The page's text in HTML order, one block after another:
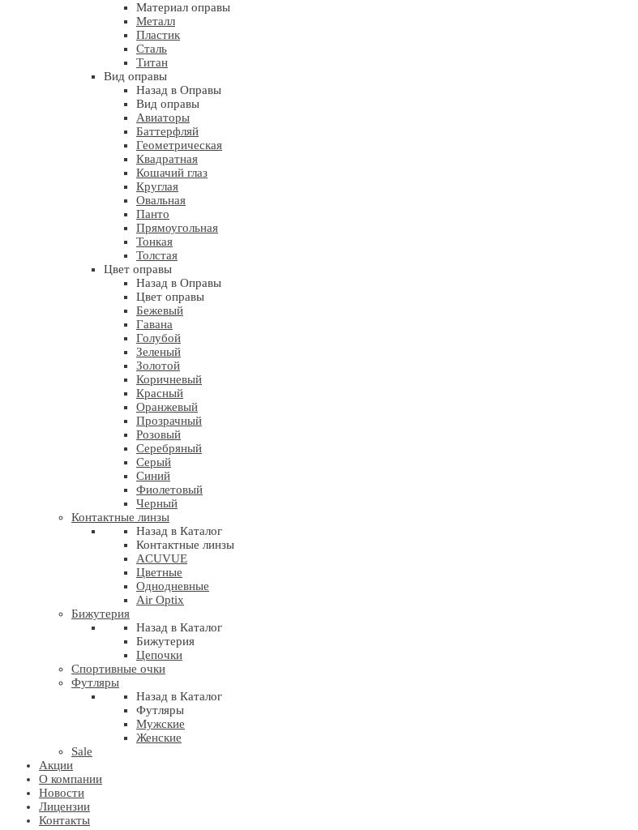
Материал оправы
Металл
Пластик
Сталь
Титан
Вид оправы
Назад в Оправы
Вид оправы
Авиаторы
Баттерфляй
Геометрическая
Квадратная
Кошачий глаз
Круглая
Овальная
Панто
Прямоугольная
Тонкая
Толстая
Цвет оправы
Назад в Оправы
Цвет оправы
Бежевый
Гавана
Голубой
Зеленый
Золотой
Коричневый
Красный
Оранжевый
Прозрачный
Розовый
Серебряный
Серый
Синий
Фиолетовый
Черный
Контактные линзы
Назад в Каталог
Контактные линзы
ACUVUE
Цветные
Однодневные
Air Optix
Бижутерия
Назад в Каталог
Бижутерия
Цепочки
Спортивные очки
Футляры
Назад в Каталог
Футляры
Мужские
Женские
Sale
Акции
О компании
Новости
Лицензии
Контакты